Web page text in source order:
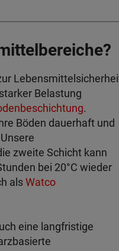
Belastung
.
Böden dauerhaft und
zweite Schicht kann
bei 20°C wieder
als Watco
eine langfristige